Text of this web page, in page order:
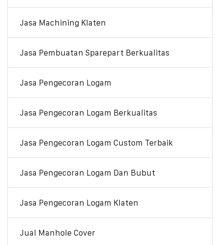
Jasa Machining Klaten
Jasa Pembuatan Sparepart Berkualitas
Jasa Pengecoran Logam
Jasa Pengecoran Logam Berkualitas
Jasa Pengecoran Logam Custom Terbaik
Jasa Pengecoran Logam Dan Bubut
Jasa Pengecoran Logam Klaten
Jual Manhole Cover